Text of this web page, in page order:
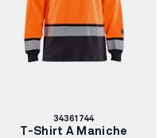
Codice
articolo:
34361744
T-Shirt A Maniche